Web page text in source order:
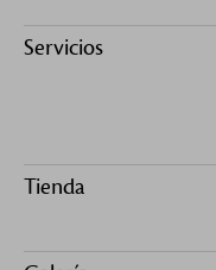
Servicios
Tienda